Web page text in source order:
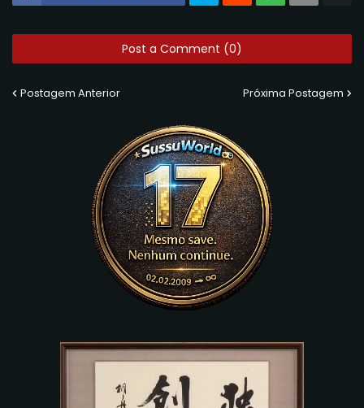
Post a Comment (0)
Postagem Anterior Próxima Postagem